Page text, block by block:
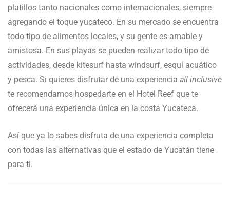
platillos tanto nacionales como internacionales, siempre
agregando el toque yucateco. En su mercado se encuentra
todo tipo de alimentos locales, y su gente es amable y
amistosa. En sus playas se pueden realizar todo tipo de
actividades, desde kitesurf hasta windsurf, esquí acuático
y pesca. Si quieres disfrutar de una experiencia all inclusive
te recomendamos hospedarte en el Hotel Reef que te
ofrecerá una experiencia única en la costa Yucateca.
Así que ya lo sabes disfruta de una experiencia completa
con todas las alternativas que el estado de Yucatán tiene
para ti.